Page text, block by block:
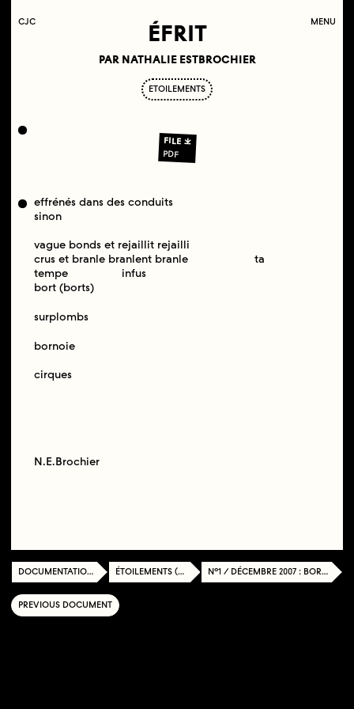
COLLECTIF
JEUNE
C MENU
ÉFRIT
PAR NATHALIE ESTBROCHIER
ETOILEMENTS
FILE
PDF
effrénés dans des conduits
sinon
vague bonds et rejaillit rejailli
crus et branle branlent branle ta
tempe infus
bort (borts)
surplombs
bornoie
cirques
N.E.Brochier
PREVIOUS DOCUMENT
DOCUMENTATION CENTER ÉTOILEMENTS (2007-2010) N°1 / DÉCEMBRE 2007 : BORDS, BORDURES